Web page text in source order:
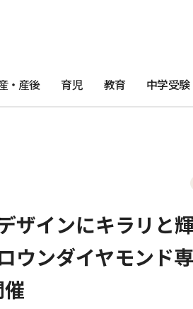
・産後 育児 教育 中学受験
ザインにキラリと
ウンダイヤモンド